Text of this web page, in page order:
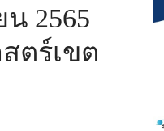
2565
ตร์เขต